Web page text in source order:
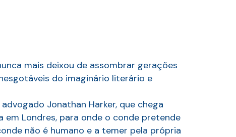
mais deixou de assombrar gerações
do imaginário literário e
Jonathan Harker, que chega
Londres, para onde o conde pretende
não é humano e a temer pela própria